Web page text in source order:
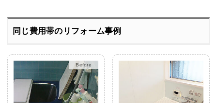
同じ費用帯のリフォーム事例
After